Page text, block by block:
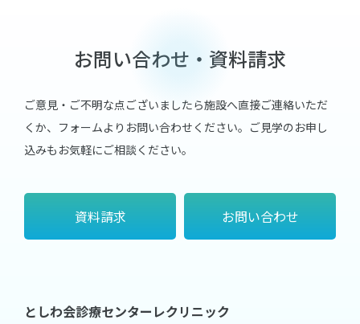
お問い合わせ・資料請求
ご意見・ご不明な点ございましたら施設へ直接ご連絡いただ
くか、フォームよりお問い合わせください。 ご見学のお申し
込みもお気軽にご相談ください。
資料請求 お問い合わせ
としわ会診療センターレクリニック